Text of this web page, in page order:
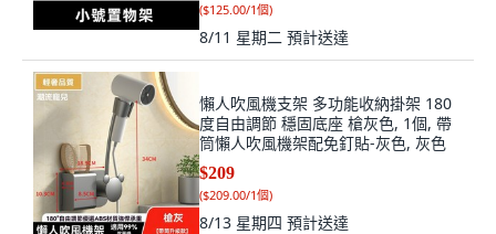
($125.00/1個)
8/11 星期二 預計送達
懶人吹風機支架 多功能收納掛架 180
度自由調節 穩固底座 槍灰色, 1個, 帶
筒懶人吹風機架配免釘貼-灰色, 灰色
$209
($209.00/1個)
8/13 星期四 預計送達